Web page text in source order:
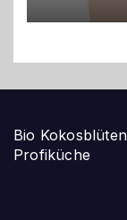
Bio
Profiküche